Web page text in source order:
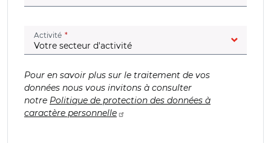
Activité (champ obligatoire)
Pour en savoir plus sur le traitement de vos
données nous vous invitons à consulter
notre Politique de protection des données à
caractère personnelle